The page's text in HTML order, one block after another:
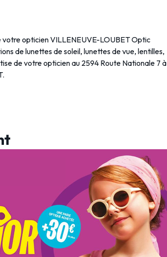
votre opticien VILLENEUVE-LOUBET Optic
de lunettes de soleil, lunettes de vue, lentilles,
de votre opticien au 2594 Route Nationale 7 à